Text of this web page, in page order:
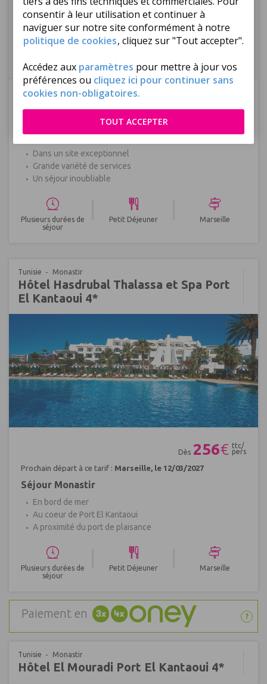
consentir à leur utilisation et continuer à
naviguer sur notre site conformément à notre
politique de cookies, cliquez sur "Tout accepter".
Accédez aux paramètres pour mettre à jour vos
préférences ou cliquez ici pour continuer sans
cookies non-obligatoires.
TOUT ACCEPTER
Réf : 377517
Prochain départ à ce tarif : Marseille, le 15/03/2027
Séjour Monastir
Dans un site exceptionnel
Grande variété de services
Un séjour inoubliable
Plusieurs durées de
séjour
Petit Déjeuner Marseille
Tunisie Monastir
Hôtel Hasdrubal Thalassa et Spa Port
El Kantaoui 4*
Dès 256€ ttc/
pers
Prochain départ à ce tarif : Marseille, le 12/03/2027
Séjour Monastir
En bord de mer
Au coeur de Port El Kantaoui
A proximité du port de plaisance
Plusieurs durées de
séjour
Petit Déjeuner Marseille
Paiement en ?
Tunisie Monastir
Hôtel El Mouradi Port El Kantaoui 4*